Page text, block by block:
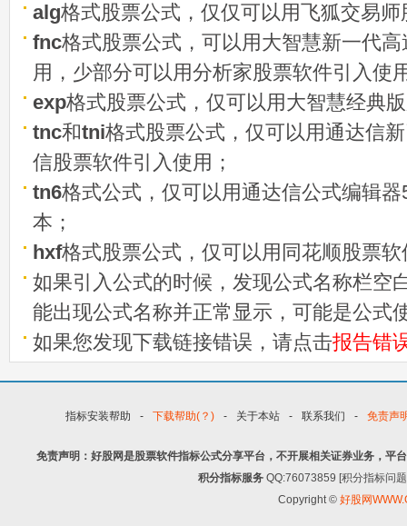
alg格式股票公式，仅仅可以用飞狐交易
fnc格式股票公式，可以用大智慧新一代
用，少部分可以用分析家股票软件引入使
exp格式股票公式，仅可以用大智慧经典
tnc和tni格式股票公式，仅可以用通达信
信股票软件引入使用；
tn6格式公式，仅可以用通达信公式编辑
本；
hxf格式股票公式，仅可以用同花顺股票
如果引入公式的时候，发现公式名称栏空
能出现公式名称并正常显示，可能是公式
如果您发现下载链接错误，请点击报告错
指标安装帮助 - 下载帮助(？) - 关于本站 - 联系我们 - 免责声
免责声明：好股网是股票软件指标公式分享平台，不开展相关证券业务，平
积分指标服务 QQ:76073859 [积分指标问
Copyright © 好股网